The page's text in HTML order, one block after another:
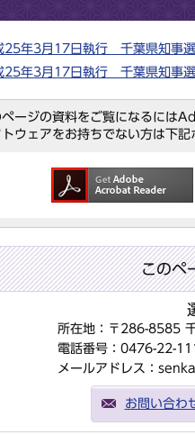
25年3月17日執行 千葉県知事
25年3月17日執行 千葉県知事
ページの資料をご覧になるには
トウェアをお持ちでない方は下記
このペ
所在地：〒286-8585
電話番号：0476-22-
メールアドレス：
お問い合わ